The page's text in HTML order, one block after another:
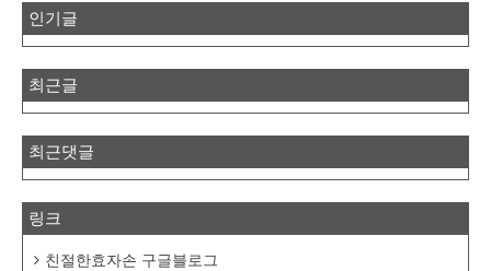
인기글
최근글
최근댓글
링크
친절한효자손 구글블로그